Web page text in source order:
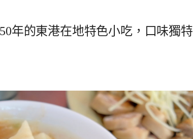
年的東港在地特色小吃，口味獨特